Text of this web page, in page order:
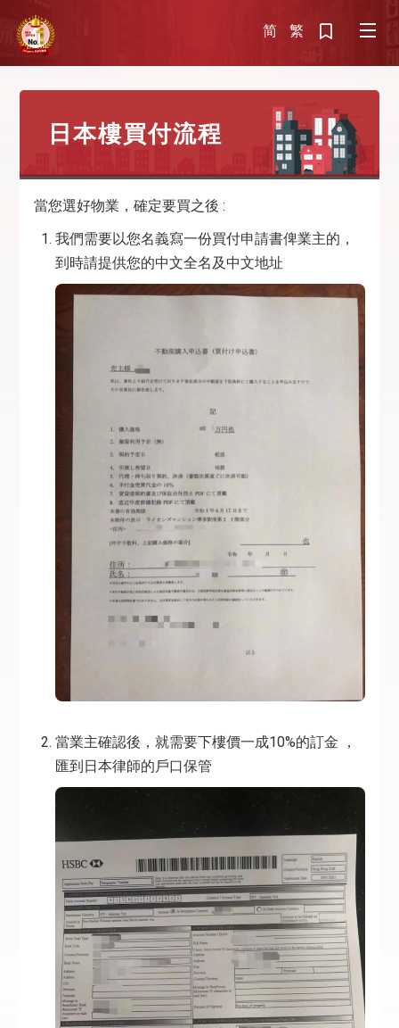
简 繁
日本樓買付流程
當您選好物業，確定要買之後 :
我們需要以您名義寫一份買付申請書俾業主的，
到時請提供您的中文全名及中文地址
當業主確認後，就需要下樓價一成10%的訂金 ，
匯到日本律師的戶口保管